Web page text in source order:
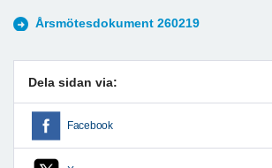
Årsmötesdokument 260219
Dela sidan via:
Facebook